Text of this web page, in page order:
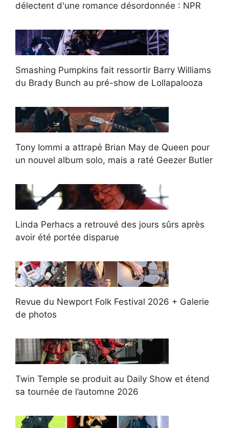
délectent d'une romance désordonnée : NPR
Smashing Pumpkins fait ressortir Barry Williams
du Brady Bunch au pré-show de Lollapalooza
Tony Iommi a attrapé Brian May de Queen pour
un nouvel album solo, mais a raté Geezer Butler
Linda Perhacs a retrouvé des jours sûrs après
avoir été portée disparue
Revue du Newport Folk Festival 2026 + Galerie
de photos
Twin Temple se produit au Daily Show et étend
sa tournée de l’automne 2026